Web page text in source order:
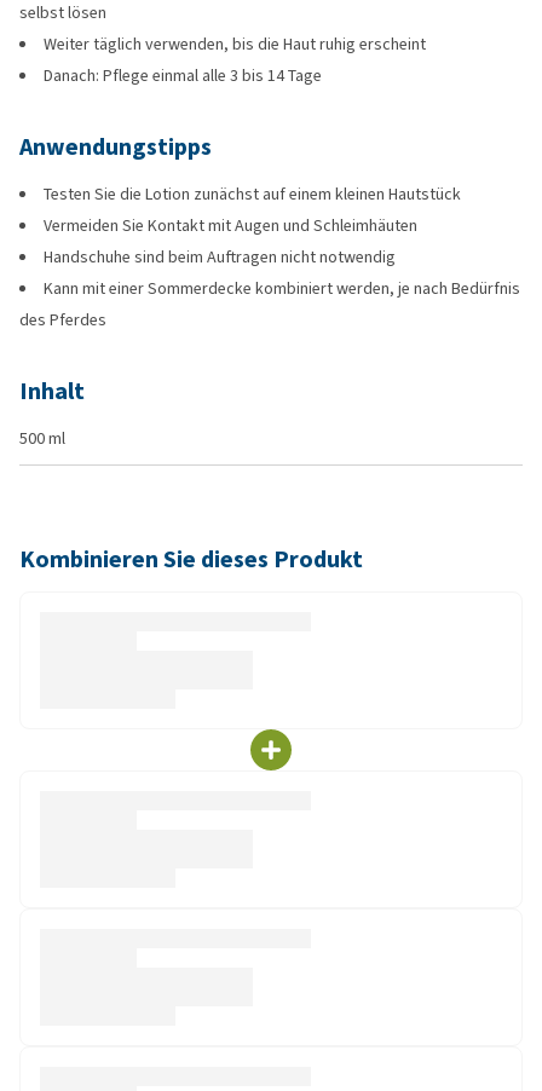
selbst lösen
Weiter täglich verwenden, bis die Haut ruhig erscheint
Danach: Pflege einmal alle 3 bis 14 Tage
Anwendungstipps
Testen Sie die Lotion zunächst auf einem kleinen Hautstück
Vermeiden Sie Kontakt mit Augen und Schleimhäuten
Handschuhe sind beim Auftragen nicht notwendig
Kann mit einer Sommerdecke kombiniert werden, je nach Bedürfnis
des Pferdes
Inhalt
500 ml
Kombinieren Sie dieses Produkt